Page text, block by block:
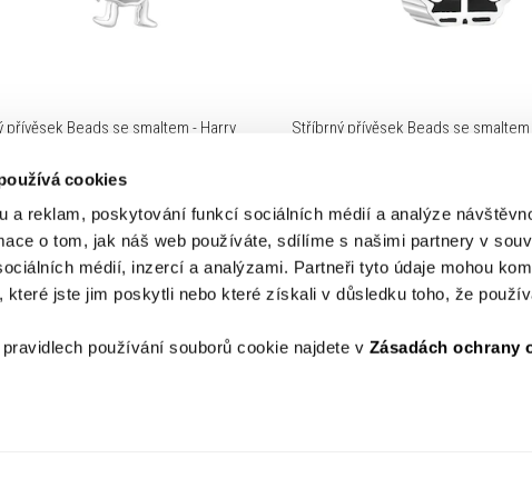
cookies
a reklam, poskytování funkcí sociálních médií a analýze
o tom, jak náš web používáte, sdílíme s našimi partnery v
médií, inzercí a analýzami. Partneři tyto údaje mohou
které jste jim poskytli nebo které získali v důsledku toho, že
používání souborů cookie najdete v Zásadách ochrany
přívěsek Beads se smaltem - Harry
Kč
Stříbrný přívěsek Beads se smaltem
1,190 Kč